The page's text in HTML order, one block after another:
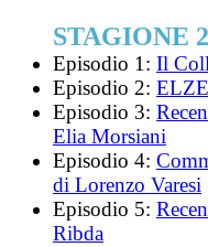
STAGIONE 2
Episodio 1: Il
Episodio 2:
Episodio 3:
Elia Morsiani
Episodio 4:
di Lorenzo Varesi
Episodio 5:
Ribda